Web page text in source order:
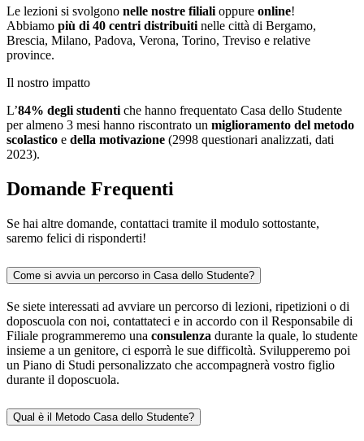
Le lezioni si svolgono nelle nostre filiali oppure online!
Abbiamo più di 40 centri distribuiti nelle città di Bergamo,
Brescia, Milano, Padova, Verona, Torino, Treviso e relative
province.
Il nostro impatto
L’84% degli studenti che hanno frequentato Casa dello Studente
per almeno 3 mesi hanno riscontrato un miglioramento del metodo
scolastico e della motivazione (2998 questionari analizzati, dati
2023).
Domande Frequenti
Se hai altre domande, contattaci tramite il modulo sottostante,
saremo felici di risponderti!
Come si avvia un percorso in Casa dello Studente?
Se siete interessati ad avviare un percorso di lezioni, ripetizioni o di
doposcuola con noi, contattateci e in accordo con il Responsabile di
Filiale programmeremo una consulenza durante la quale, lo studente
insieme a un genitore, ci esporrà le sue difficoltà. Svilupperemo poi
un Piano di Studi personalizzato che accompagnerà vostro figlio
durante il doposcuola.
Qual è il Metodo Casa dello Studente?